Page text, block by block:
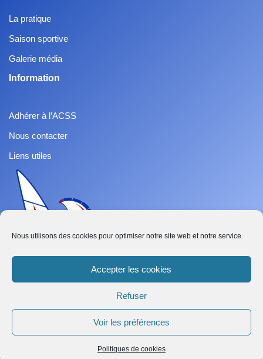
Nous utilisons des cookies pour optimiser notre site web et notre service.
Accepter les cookies
Refuser
Voir les préférences
Politiques de cookies
La pratique
Saison sportive
Galerie média
Information
Adhérer à l’ACSS
Nous contacter
Liens utiles
Tout droit réservé ACSS - Association de Classe Speed Sail ©
Abonnez-vous